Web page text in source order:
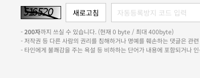
-200자까지 쓰실 수 있습니다. (현재 0 byte / 최대 400byte)
- 저작권 등 다른 사람의 권리를 침해하거나 명예를 훼손하는 댓글은 관
- 타인에게 불쾌감을 주는 욕설 등 비하하는 단어가 내용에 포함되거나